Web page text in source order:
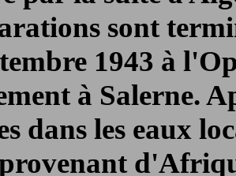
sont
1943 à
à Salerne.
dans les eaux